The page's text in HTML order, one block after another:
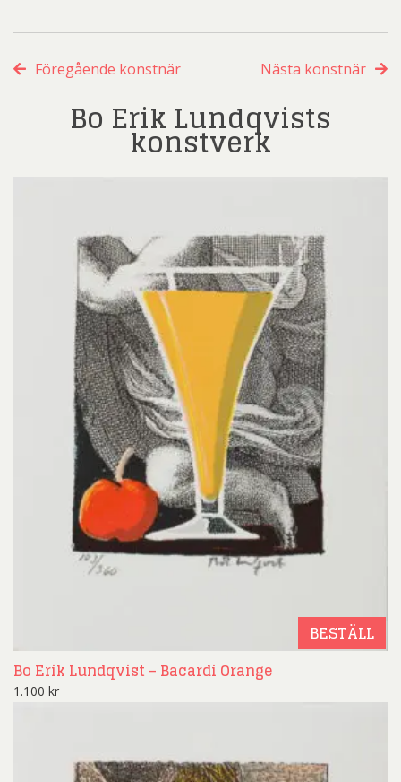
Föregående konstnär Nästa konstnär
Bo Erik Lundqvists
konstverk
BESTÄLL
Bo Erik Lundqvist – Bacardi Orange
1.100 kr